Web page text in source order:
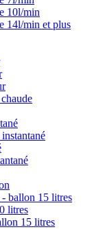
10l/min
14l/min et plus
ballon 15 litres
litres
15 litres